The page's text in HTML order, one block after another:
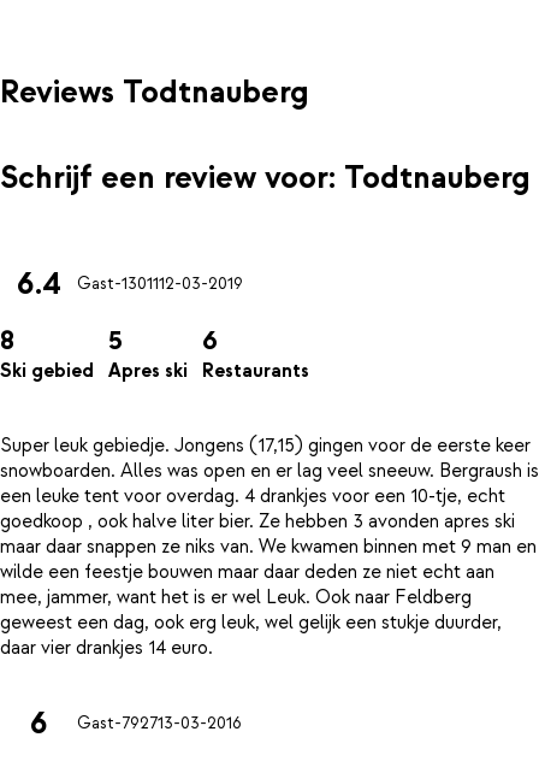
Reviews Todtnauberg
Schrijf een review voor: Todtnauberg
6.4 Gast-1301112-03-2019
8
Ski gebied
5
Apres ski
6
Restaurants
Super leuk gebiedje. Jongens (17,15) gingen voor de eerste keer
snowboarden. Alles was open en er lag veel sneeuw. Bergraush is
een leuke tent voor overdag. 4 drankjes voor een 10-tje, echt
goedkoop , ook halve liter bier. Ze hebben 3 avonden apres ski
maar daar snappen ze niks van. We kwamen binnen met 9 man en
wilde een feestje bouwen maar daar deden ze niet echt aan
mee, jammer, want het is er wel Leuk. Ook naar Feldberg
geweest een dag, ook erg leuk, wel gelijk een stukje duurder,
6 Gast-792713-03-2016